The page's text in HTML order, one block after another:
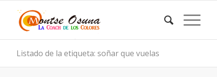
Listado de la etiqueta: soñar que vuelas